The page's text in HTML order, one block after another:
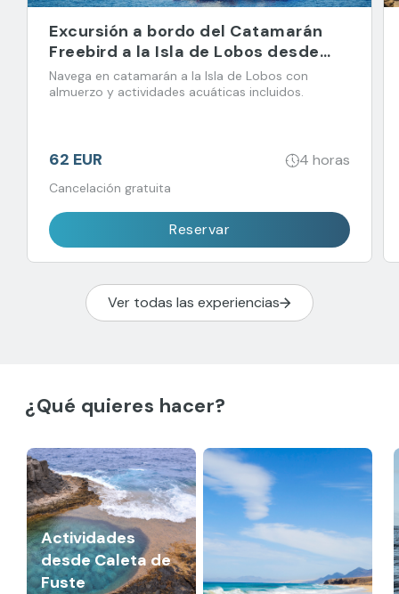
Excursión a bordo del Catamarán
Freebird a la Isla de Lobos desde
Corralejo
Navega en catamarán a la Isla de Lobos con
almuerzo y actividades acuáticas incluidos.
62 EUR 4 horas
Cancelación gratuita
Reservar
Ver todas las experiencias
¿Qué quieres hacer?
Actividades
desde Caleta de
Fuste